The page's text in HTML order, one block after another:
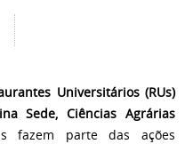
Universitários (RUs)
Sede, Ciências Agrárias
fazem parte das ações